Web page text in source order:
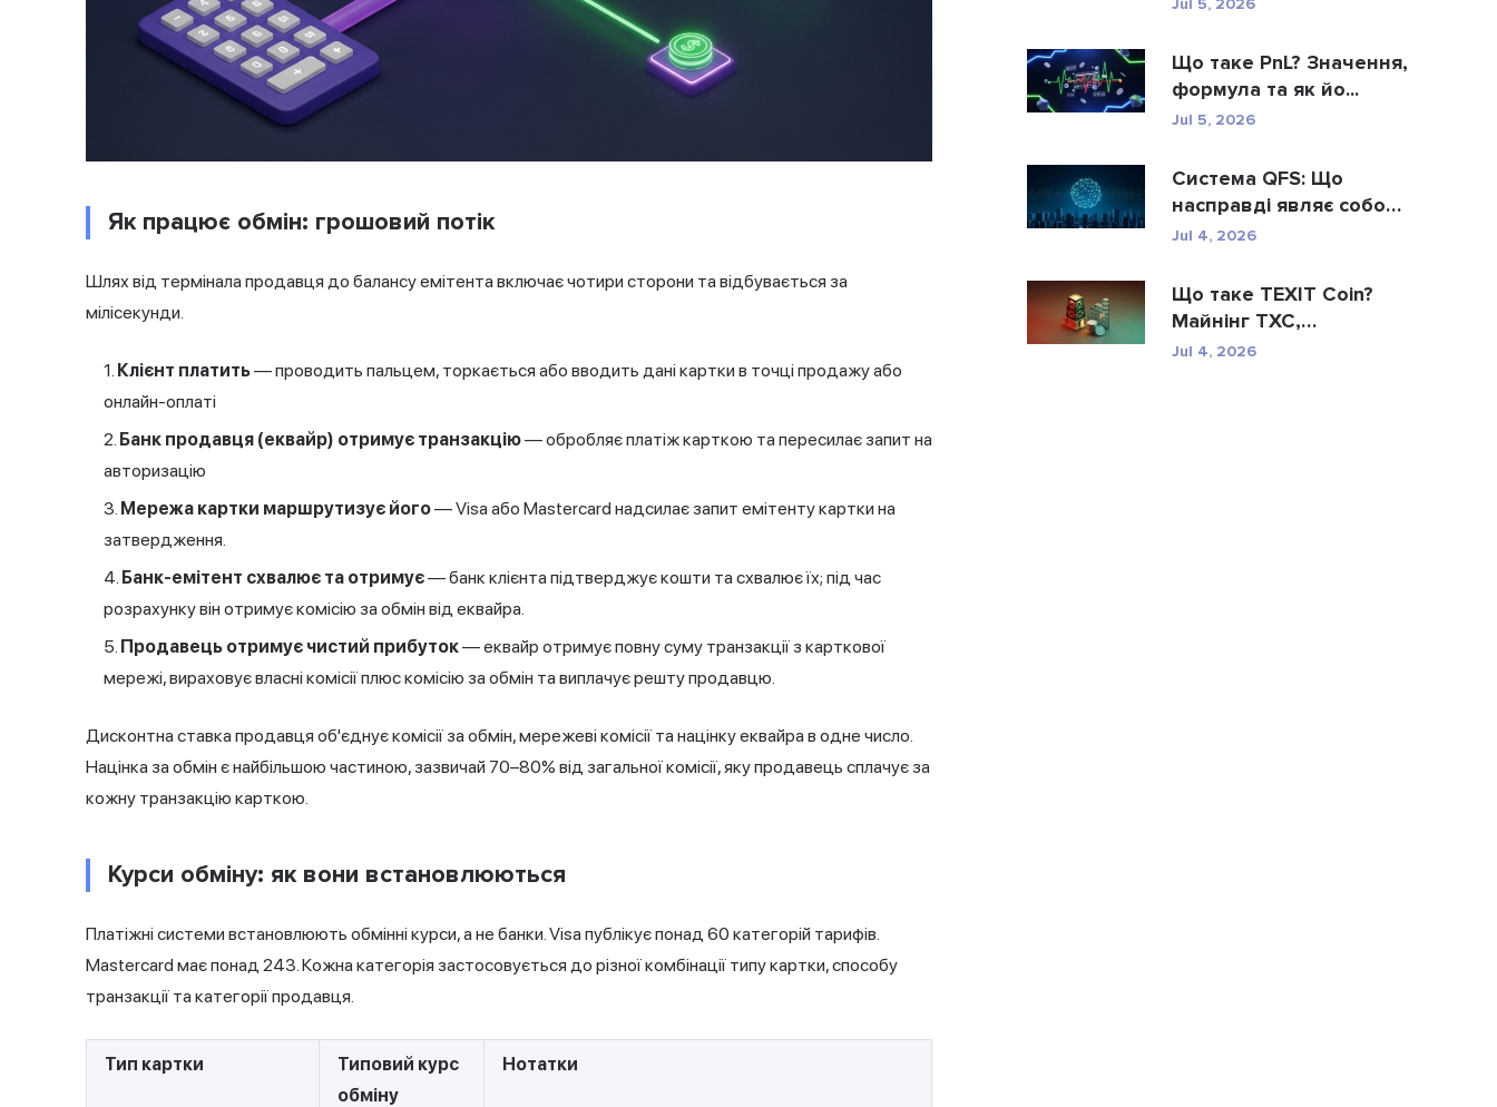
Як працює обмін: грошовий потік
Шлях від термінала продавця до балансу емітента включає чотири сторони та відбувається за
мілісекунди.
Клієнт платить— проводить пальцем, торкається або вводить дані картки в точці продажу або
онлайн-оплаті
Банк продавця (еквайр) отримує транзакцію— обробляє платіж карткою та пересилає запит на
авторизацію
Мережа картки маршрутизує його— Visa або Mastercard надсилає запит емітенту картки на
затвердження.
Банк-емітент схвалює та отримує— банк клієнта підтверджує кошти та схвалює їх; під час
розрахунку він отримує комісію за обмін від еквайра.
Продавець отримує чистий прибуток— еквайр отримує повну суму транзакції з карткової
мережі, вираховує власні комісії плюс комісію за обмін та виплачує решту продавцю.
Дисконтна ставка продавця об'єднує комісії за обмін, мережеві комісії та націнку еквайра в одне число.
Націнка за обмін є найбільшою частиною, зазвичай 70–80% від загальної комісії, яку продавець сплачує за
кожну транзакцію карткою.
Курси обміну: як вони встановлюються
Платіжні системи встановлюють обмінні курси, а не банки. Visa публікує понад 60 категорій тарифів.
Mastercard має понад 243. Кожна категорія застосовується до різної комбінації типу картки, способу
транзакції та категорії продавця.
Тип картки
Типовий курс
обміну
Нотатки
Jul 5, 2026
Що таке PnL? Значення,
формула та як йо...
Jul 5, 2026
Система QFS: Що
насправді являє собою
...
Jul 4, 2026
Що таке TEXIT Coin?
Майнінг TXC,
характерис...
Jul 4, 2026